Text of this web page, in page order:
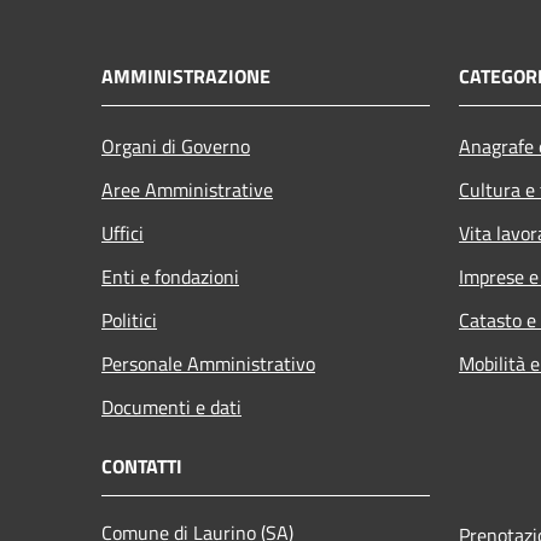
AMMINISTRAZIONE
Organi di Governo
Aree Amministrative
Uffici
Enti e fondazioni
Politici
Personale Amministrativo
Documenti e dati
Cultura
Vita
Imprese
Catasto
Mobilità
CONTATTI
Comune di Laurino (SA)